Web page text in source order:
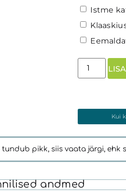
Istme
Kui
pikk, siis vaata järgi, ehk
andmed